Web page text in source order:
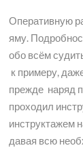
Оперативную
яму.
обо всём
к примеру,
прежде наряд
проходил
инструктажем
давая всю